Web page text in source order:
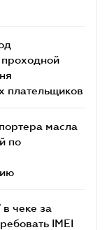
плательщиков
масла
по
чеке за
IMEI